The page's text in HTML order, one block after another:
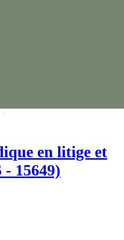
en litige et
15649)